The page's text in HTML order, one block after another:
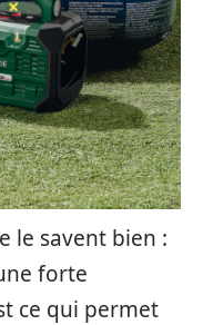
le savent bien :
forte
ce qui permet